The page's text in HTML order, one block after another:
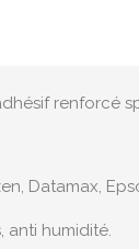
Datamax,
anti humidité.